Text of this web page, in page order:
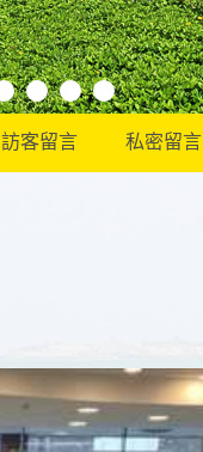
訪客留言 私密留言